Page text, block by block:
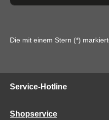
Die mit einem Stern (*)
Service-Hotline
Shopservice